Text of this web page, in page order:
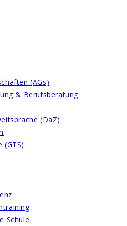
(AGs)
& Berufsberatung
(DaZ)
(GTS)
Schule